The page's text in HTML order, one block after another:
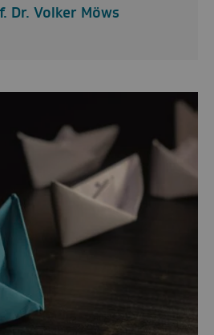
Dr. Volker Möws